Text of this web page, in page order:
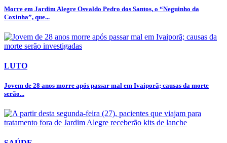
Morre em Jardim Alegre Osvaldo Pedro dos Santos, o “Neguinho da
Coxinha”, que...
LUTO
Jovem de 28 anos morre após passar mal em Ivaiporã; causas da morte
serão...